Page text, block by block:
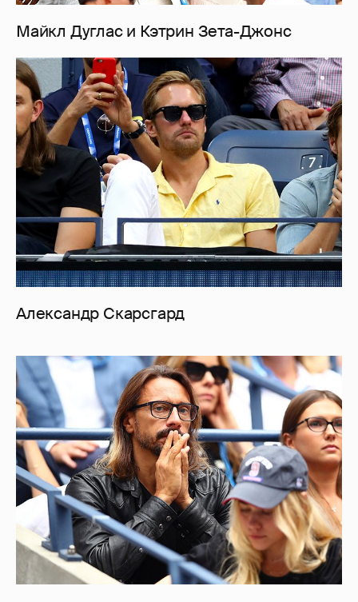
Майкл Дуглас и Кэтрин Зета-Джонс
Александр Скарсгард